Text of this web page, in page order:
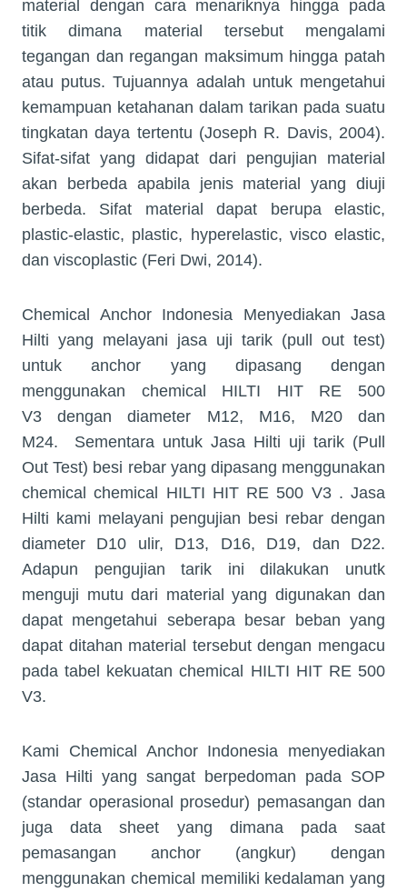
material dengan cara menariknya hingga pada
titik dimana material tersebut mengalami
tegangan dan regangan maksimum hingga patah
atau putus. Tujuannya adalah untuk mengetahui
kemampuan ketahanan dalam tarikan pada suatu
tingkatan daya tertentu (Joseph R. Davis, 2004).
Sifat-sifat yang didapat dari pengujian material
akan berbeda apabila jenis material yang diuji
berbeda. Sifat material dapat berupa elastic,
plastic-elastic, plastic, hyperelastic, visco elastic,
dan viscoplastic (Feri Dwi, 2014).
Chemical Anchor Indonesia Menyediakan Jasa
Hilti yang melayani jasa uji tarik (pull out test)
untuk anchor yang dipasang dengan
menggunakan chemical HILTI HIT RE 500
V3 dengan diameter M12, M16, M20 dan
M24. Sementara untuk Jasa Hilti uji tarik (Pull
Out Test) besi rebar yang dipasang menggunakan
chemical chemical HILTI HIT RE 500 V3 . Jasa
Hilti kami melayani pengujian besi rebar dengan
diameter D10 ulir, D13, D16, D19, dan D22.
Adapun pengujian tarik ini dilakukan unutk
menguji mutu dari material yang digunakan dan
dapat mengetahui seberapa besar beban yang
dapat ditahan material tersebut dengan mengacu
pada tabel kekuatan chemical HILTI HIT RE 500
V3.
Kami Chemical Anchor Indonesia menyediakan
Jasa Hilti yang sangat berpedoman pada SOP
(standar operasional prosedur) pemasangan dan
juga data sheet yang dimana pada saat
pemasangan anchor (angkur) dengan
menggunakan chemical memiliki kedalaman yang